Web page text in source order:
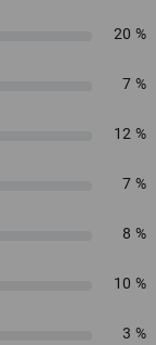
20 %
7 %
12 %
7 %
8 %
10 %
3 %